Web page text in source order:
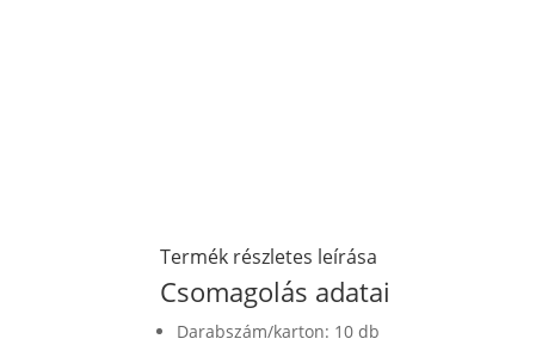
Termék részletes leírása
Csomagolás adatai
Darabszám/karton: 10 db